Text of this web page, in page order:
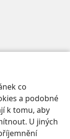
co
a podobné
k tomu, aby
U jiných